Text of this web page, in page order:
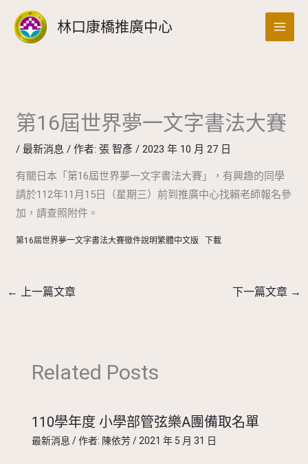
林口康橋推廣中心
第16屆世界夢一文字書法大賽
/最新消息 / 作者: 張 智彥 /2023 年 10 月 27 日
有關日本「第16屆世界夢一文字書法大賽」，有興趣的同學
請於112年11月15日（星期三）前到推廣中心找賴老師報名參
加，請查照附件。
第16屆世界夢一文字書法大賽徵件說明繁體中文版 下載
← 上一篇文章 下一篇文章 →
Related Posts
110學年度 小學部管弦樂A團備取名單
最新消息 / 作者: 陳依芳/2021 年 5 月 31 日
尋